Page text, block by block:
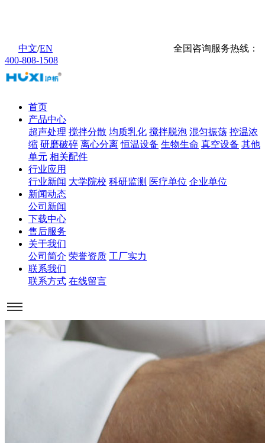
中文/EN
全国咨询服务热线：
400-808-1508
首页
产品中心
超声处理 搅拌分散 均质乳化 搅拌脱泡 混匀振荡 控温浓
缩 研磨破碎 离心分离 恒温设备 生物生命 真空设备 其他
单元 相关配件
行业应用
行业新闻 大学院校 科研监测 医疗单位 企业单位
新闻动态
公司新闻
下载中心
售后服务
关于我们
公司简介 荣誉资质 工厂实力
联系我们
联系方式 在线留言